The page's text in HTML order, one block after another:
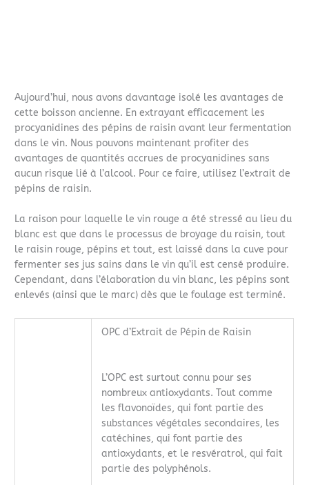
Aujourd’hui, nous avons davantage isolé les avantages de
cette boisson ancienne. En extrayant efficacement les
procyanidines des pépins de raisin avant leur fermentation
dans le vin. Nous pouvons maintenant profiter des
avantages de quantités accrues de procyanidines sans
aucun risque lié à l’alcool. Pour ce faire, utilisez l’extrait de
pépins de raisin.
La raison pour laquelle le vin rouge a été stressé au lieu du
blanc est que dans le processus de broyage du raisin, tout
le raisin rouge, pépins et tout, est laissé dans la cuve pour
fermenter ses jus sains dans le vin qu’il est censé produire.
Cependant, dans l’élaboration du vin blanc, les pépins sont
enlevés (ainsi que le marc) dès que le foulage est terminé.
OPC d’Extrait de Pépin de Raisin
L’OPC est surtout connu pour ses
nombreux antioxydants. Tout comme
les flavonoïdes, qui font partie des
substances végétales secondaires, les
catéchines, qui font partie des
antioxydants, et le resvératrol, qui fait
partie des polyphénols.